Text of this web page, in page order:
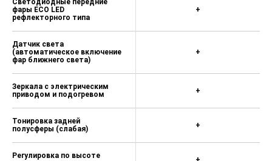
Светодиодные передние
фары ECO LED
рефлекторного типа
Датчик света
(автоматическое включение
фар ближнего света)
Зеркала с электрическим
приводом и подогревом
Тонировка задней
полусферы (слабая)
Регулировка по высоте
+
+
+
+